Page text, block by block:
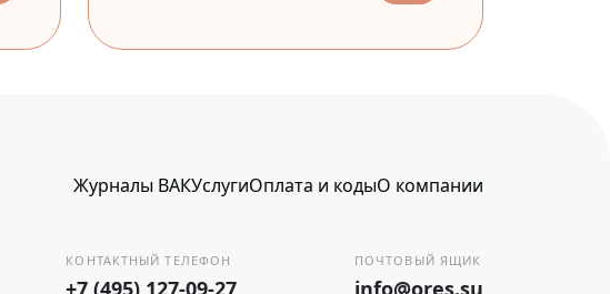
Журналы ВАКУслугиОплата и кодыО компании
КОНТАКТНЫЙ ТЕЛЕФОН
+7 (495) 127-09-27
ПОЧТОВЫЙ ЯЩИК
info@ores.su